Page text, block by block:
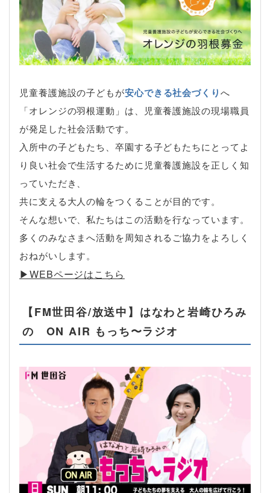
児童養護施設の子どもが安心できる社会づくりへ
「オレンジの羽根運動」は、児童養護施設の現場職員
が発足した社会活動です。
入所中の子どもたち、卒園する子どもたちにとってよ
り良い社会で生活するために児童養護施設を正しく知
っていただき、
共に支える大人の輪をつくることが目的です。
そんな想いで、私たちはこの活動を行なっています。
多くのみなさまへ活動を周知されるご協力をよろしく
おねがいします。
▶︎WEBページはこちら
【FM世田谷/放送中】はなわと岩崎ひろみ
の ON AIR もっち〜ラジオ